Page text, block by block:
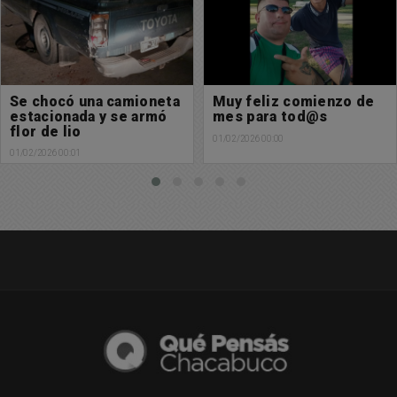
Muy feliz comienzo de
mes para tod@s
01/02/2026 00:00
Falleció un vecino de la
Localidad de O'Higgins
29/01/2026 21:52